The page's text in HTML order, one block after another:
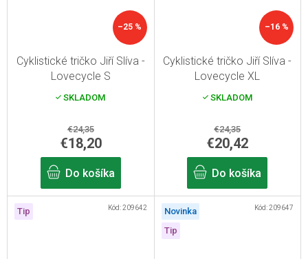
–25 %
Cyklistické tričko Jiří Slíva -
Lovecycle S
SKLADOM
€24,35
€18,20
Do košíka
–16 %
Cyklistické tričko Jiří Slíva -
Lovecycle XL
SKLADOM
€24,35
€20,42
Do košíka
Tip Kód:209642
Novinka
Tip
Kód:209647